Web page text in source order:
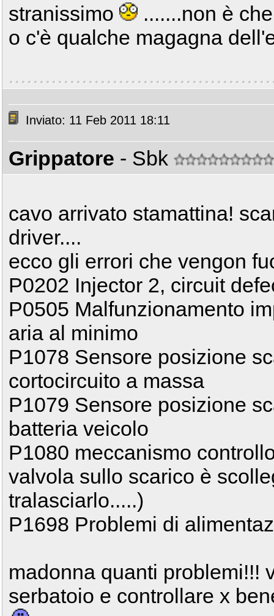
stranissimo
.......non è
o c'è qualche magagna
Inviato: 11 Feb 2011 18:11
Grippatore - Sbk
cavo arrivato stamattina!
driver....
ecco gli errori che vengon
P0202 Injector 2, circuit
P0505 Malfunzionamento
aria al minimo
P1078 Sensore posizione
cortocircuito a massa
P1079 Sensore posizione
batteria veicolo
P1080 meccanismo
valvola sullo scarico è
tralasciarlo.....)
P1698 Problemi di
madonna quanti problemi!!!
serbatoio e controllare x